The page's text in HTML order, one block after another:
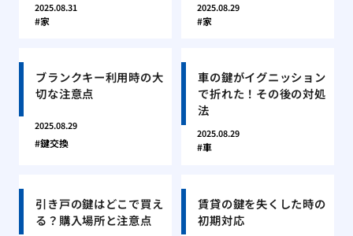
2025.08.31
家
2025.08.29
家
ブランクキー利用時の大
切な注意点
2025.08.29
鍵交換
車の鍵がイグニッション
で折れた！その後の対処
法
2025.08.29
車
引き戸の鍵はどこで買え
る？購入場所と注意点
賃貸の鍵を失くした時の
初期対応